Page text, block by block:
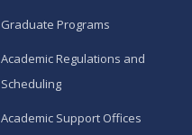
Graduate Programs
Academic Regulations and
Scheduling
Academic Support Offices